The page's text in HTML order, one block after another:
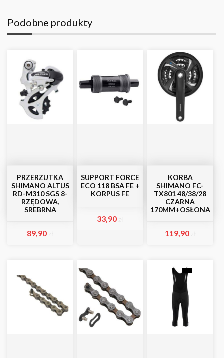
Podobne produkty
PRZERZUTKA
SHIMANO ALTUS
RD-M310 SGS 8-
RZĘDOWA,
SREBRNA
89,90
SUPPORT FORCE
ECO 118 BSA FE +
KORPUS FE
33,90
KORBA
SHIMANO FC-
TX801 48/38/28
CZARNA
170MM+OSŁONA
119,90